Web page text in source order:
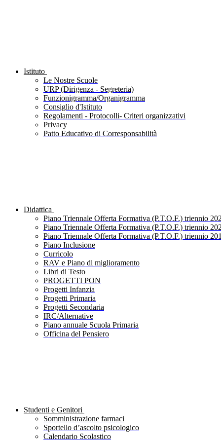
Istituto
Le Nostre Scuole
URP (Dirigenza - Segreteria)
Funzionigramma/Organigramma
Consiglio d'Istituto
Regolamenti - Protocolli- Criteri organizzativi
Privacy
Patto Educativo di Corresponsabilità
Didattica
Piano Triennale Offerta Formativa (P.T.O.F.) triennio
Piano Triennale Offerta Formativa (P.T.O.F.) triennio
Piano Triennale Offerta Formativa (P.T.O.F.) triennio
Piano Inclusione
Curricolo
RAV e Piano di miglioramento
Libri di Testo
PROGETTI PON
Progetti Infanzia
Progetti Primaria
Progetti Secondaria
IRC/Alternative
Piano annuale Scuola Primaria
Officina del Pensiero
Studenti e Genitori
Somministrazione farmaci
Sportello d’ascolto psicologico
Calendario Scolastico